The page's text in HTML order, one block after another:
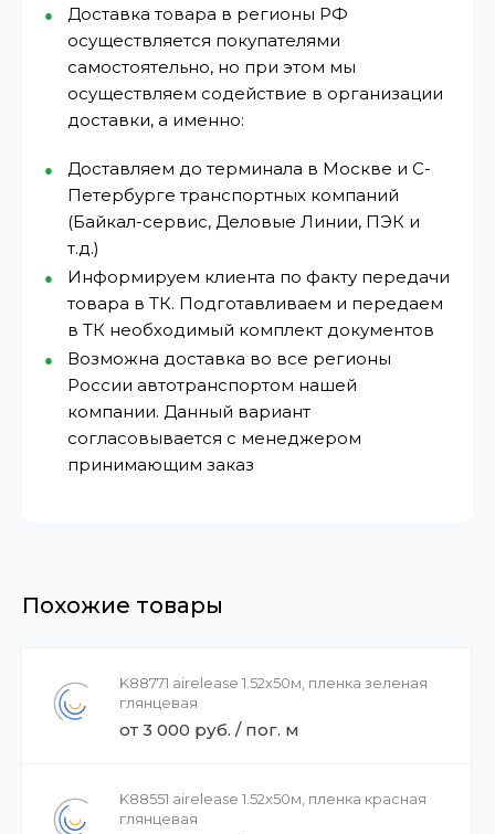
Доставка товара в регионы РФ
осуществляется покупателями
самостоятельно, но при этом мы
осуществляем содействие в организации
доставки, а именно:
Доставляем до терминала в Москве и С-
Петербурге транспортных компаний
(Байкал-сервис, Деловые Линии, ПЭК и
т.д.)
Информируем клиента по факту передачи
товара в ТК. Подготавливаем и передаем
в ТК необходимый комплект документов
Возможна доставка во все регионы
России автотранспортом нашей
компании. Данный вариант
согласовывается с менеджером
принимающим заказ
Похожие товары
K88771 airelease 1.52х50м, пленка зеленая
глянцевая
от 3 000 руб. / пог. м
K88551 airelease 1.52х50м, пленка красная
глянцевая